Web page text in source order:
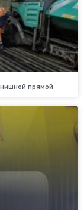
прямой